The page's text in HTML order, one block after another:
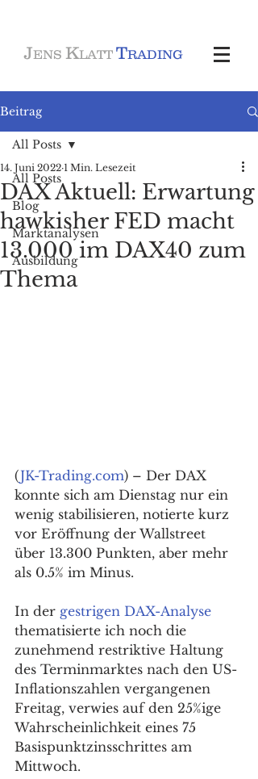
JENS KLATT TRADING
Beitrag
All Posts
Blog
Marktanalysen
Ausbildung
All Posts
DAX Aktuell: Erwartung
hawkisher FED macht
13.000 im DAX40 zum
Thema
14. Juni 2022 1 Min. Lesezeit
(JK-Trading.com) – Der DAX
konnte sich am Dienstag nur ein
wenig stabilisieren, notierte kurz
vor Eröffnung der Wallstreet
über 13.300 Punkten, aber mehr
als 0.5% im Minus.
In der gestrigen DAX-Analyse
thematisierte ich noch die
zunehmend restriktive Haltung
des Terminmarktes nach den US-
Inflationszahlen vergangenen
Freitag, verwies auf den 25%ige
Wahrscheinlichkeit eines 75
Basispunktzinsschrittes am
Mittwoch.